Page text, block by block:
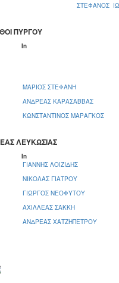
ΣΤΕΦΑΝΟΣ
ΠΥΡΓΟΥ
In
ΜΑΡΙΟΣ ΣΤΕΦΑΝΗ
ΑΝΔΡΕΑΣ ΚΑΡΑΣΑΒΒΑΣ
ΚΩΝΣΤΑΝΤΙΝΟΣ ΜΑΡΑΓΚΟΣ
ΛΕΥΚΩΣΙΑΣ
In
ΓΙΑΝΝΗΣ ΛΟΙΖΙΔΗΣ
ΝΙΚΟΛΑΣ ΓΙΑΤΡΟΥ
ΓΙΩΡΓΟΣ ΝΕΟΦΥΤΟΥ
ΑΧΙΛΛΕΑΣ ΣΑΚΚΗ
ΑΝΔΡΕΑΣ ΧΑΤΖΗΠΕΤΡΟΥ